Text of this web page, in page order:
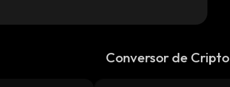
Conversor de Cripto